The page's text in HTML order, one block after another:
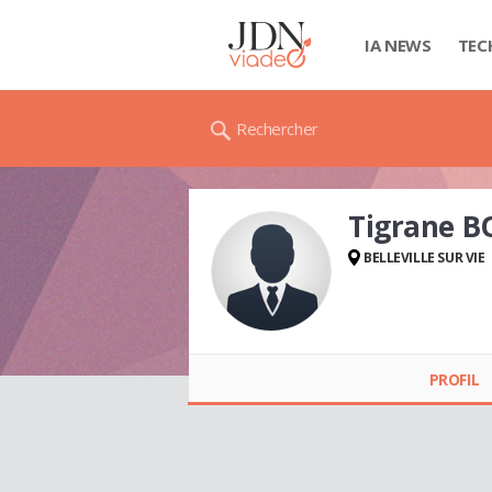
IA NEWS
Rechercher
Tigrane
BELLEVILLE SUR VIE
PROFIL